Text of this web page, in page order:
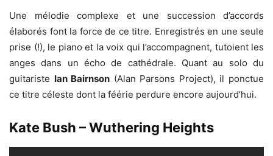
Une mélodie complexe et une succession d’accords
élaborés font la force de ce titre. Enregistrés en une seule
prise (!), le piano et la voix qui l’accompagnent, tutoient les
anges dans un écho de cathédrale. Quant au solo du
guitariste Ian Bairnson (Alan Parsons Project), il ponctue
ce titre céleste dont la féérie perdure encore aujourd’hui.
Kate Bush – Wuthering Heights